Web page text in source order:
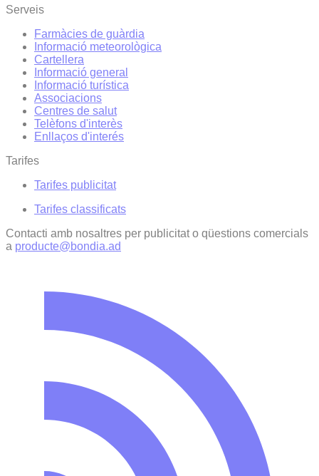
Serveis
Farmàcies de guàrdia
Informació meteorològica
Cartellera
Informació general
Informació turística
Associacions
Centres de salut
Telèfons d'interès
Enllaços d'interés
Tarifes
Tarifes publicitat
Tarifes classificats
Contacti amb nosaltres per publicitat o qüestions comercials
a producte@bondia.ad